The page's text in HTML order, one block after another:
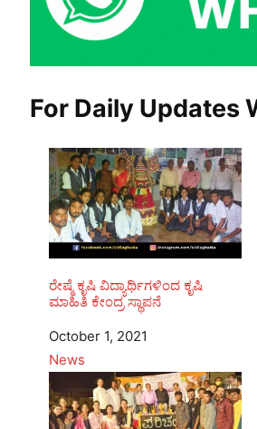
For Daily Updates
ರೇಷ್ಮೆ ಕೃಷಿ ವಿದ್ಯಾರ್ಥಿಗಳಿಂದ ಕೃಷಿ
ಮಾಹಿತಿ ಕೇಂದ್ರ ಸ್ಥಾಪನೆ
Date
October 1, 2021
In relation to
News